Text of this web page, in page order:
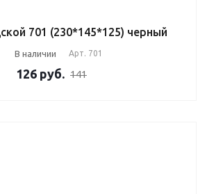
701 (230*145*125) черный
В наличии Арт. 701
126 руб. 141